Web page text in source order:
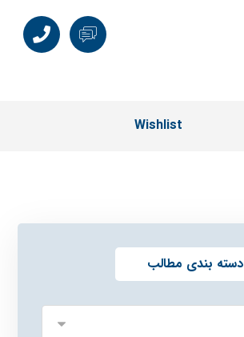
Wishlist
دسته بندی مطالب